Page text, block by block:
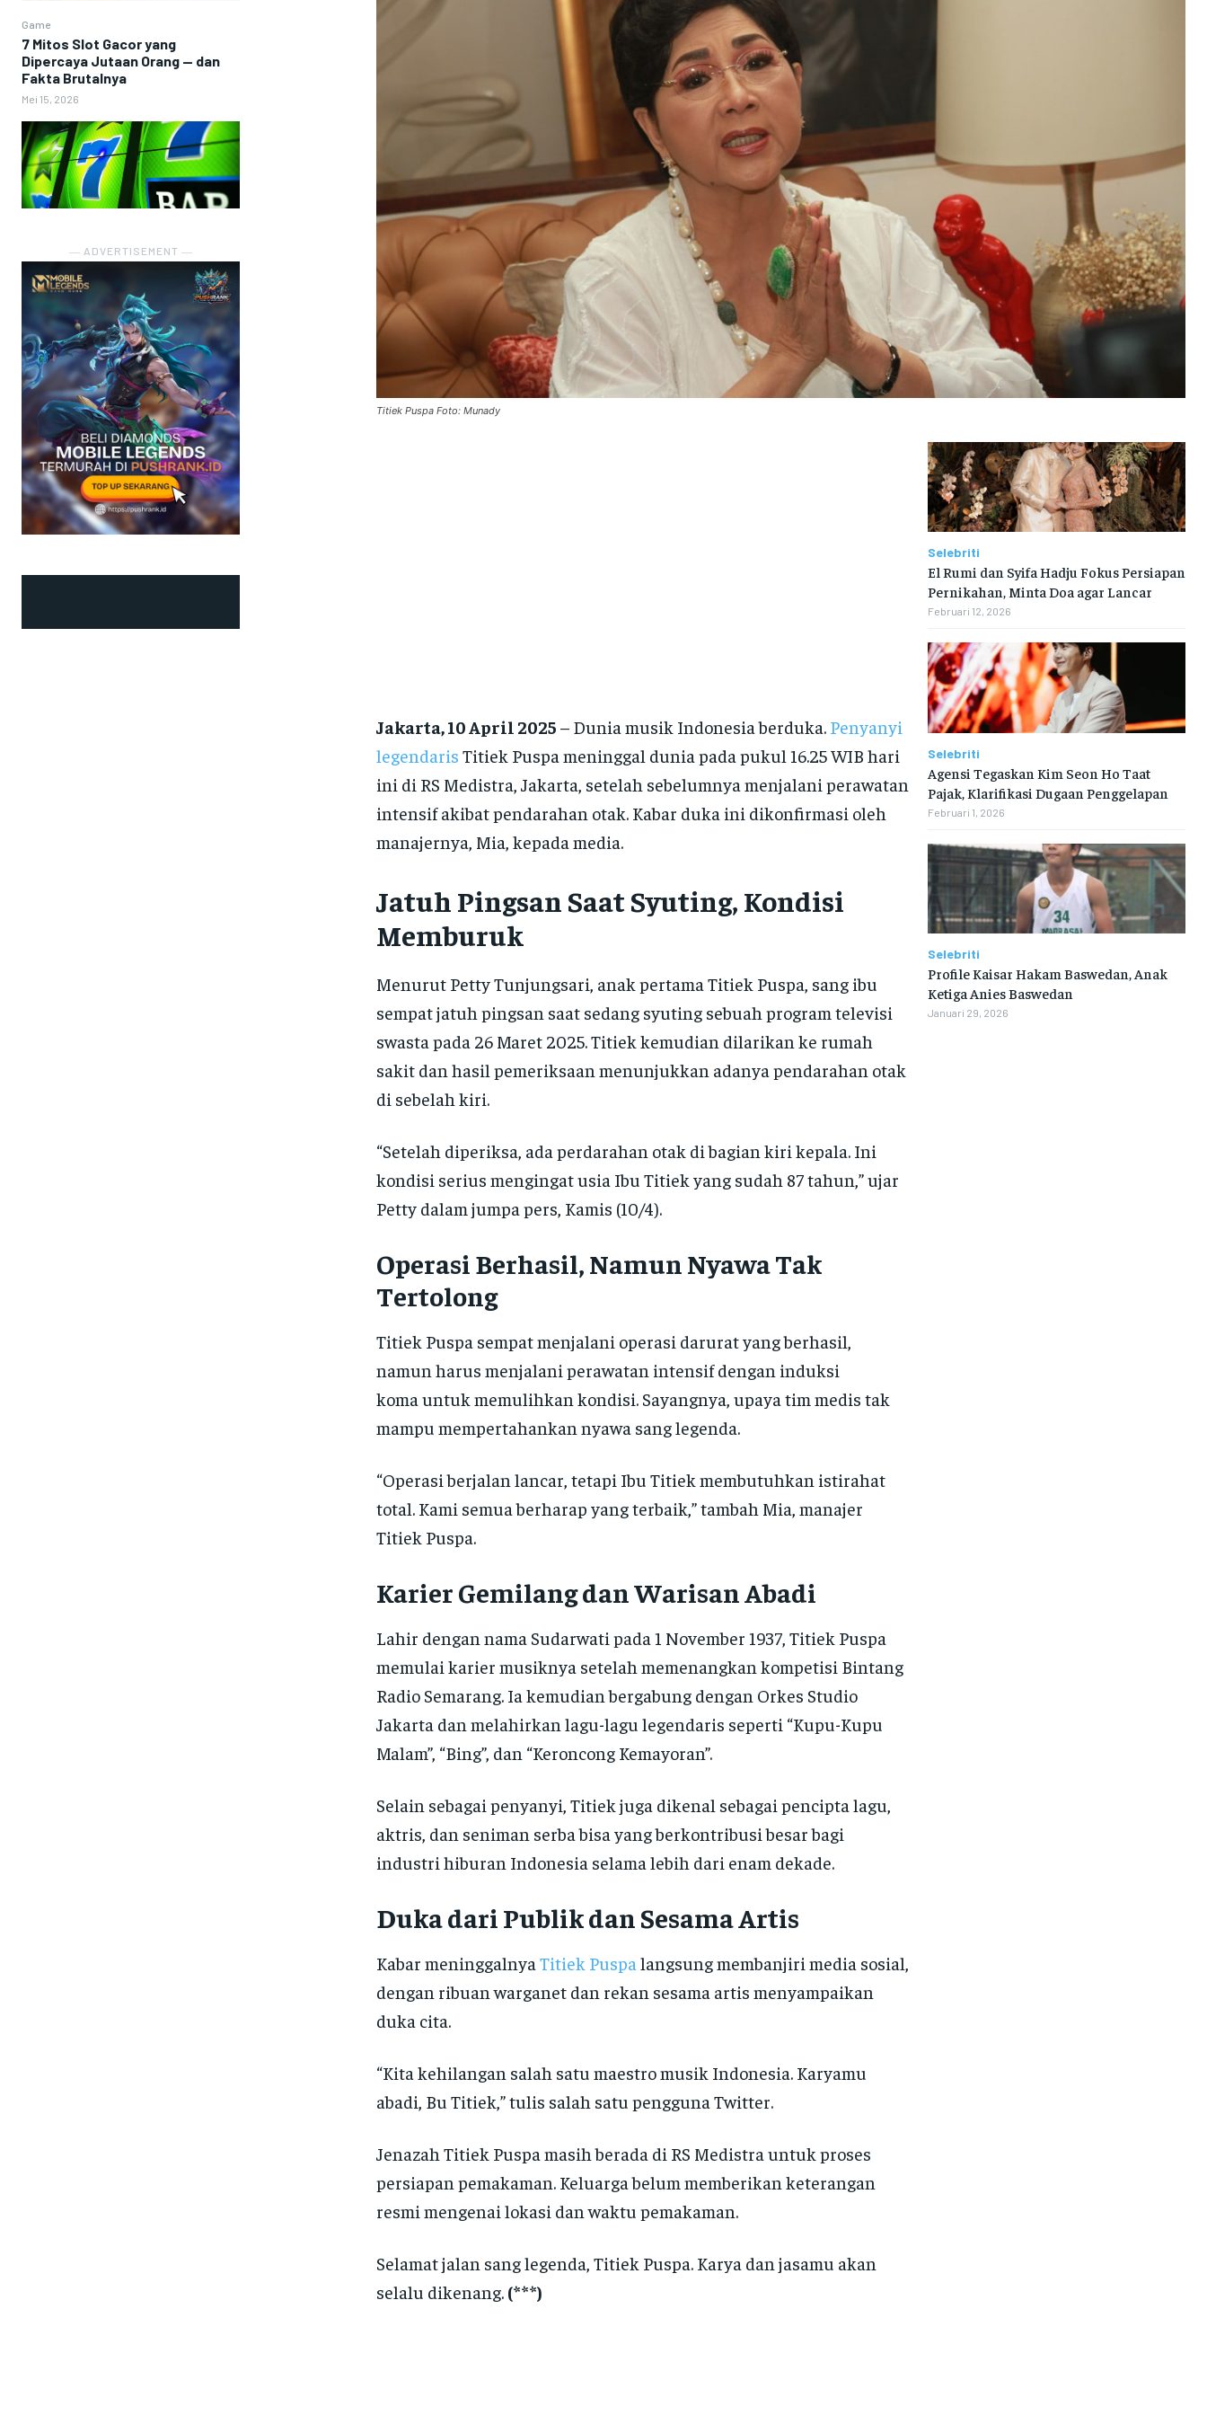
Game
7 Mitos Slot Gacor yang
Dipercaya Jutaan Orang — dan
Fakta Brutalnya
Mei 15, 2026
― ADVERTISEMENT ―
Titiek Puspa Foto: Munady
Jakarta, 10 April 2025 – Dunia musik Indonesia berduka. Penyanyi
legendaris Titiek Puspa meninggal dunia pada pukul 16.25 WIB hari
ini di RS Medistra, Jakarta, setelah sebelumnya menjalani perawatan
intensif akibat pendarahan otak. Kabar duka ini dikonfirmasi oleh
manajernya, Mia, kepada media.
Jatuh Pingsan Saat Syuting, Kondisi
Memburuk
Menurut Petty Tunjungsari, anak pertama Titiek Puspa, sang ibu
sempat jatuh pingsan saat sedang syuting sebuah program televisi
swasta pada 26 Maret 2025. Titiek kemudian dilarikan ke rumah
sakit dan hasil pemeriksaan menunjukkan adanya pendarahan otak
di sebelah kiri.
“Setelah diperiksa, ada perdarahan otak di bagian kiri kepala. Ini
kondisi serius mengingat usia Ibu Titiek yang sudah 87 tahun,” ujar
Petty dalam jumpa pers, Kamis (10/4).
Operasi Berhasil, Namun Nyawa Tak
Tertolong
Titiek Puspa sempat menjalani operasi darurat yang berhasil,
namun harus menjalani perawatan intensif dengan induksi
koma untuk memulihkan kondisi. Sayangnya, upaya tim medis tak
mampu mempertahankan nyawa sang legenda.
“Operasi berjalan lancar, tetapi Ibu Titiek membutuhkan istirahat
total. Kami semua berharap yang terbaik,” tambah Mia, manajer
Titiek Puspa.
Karier Gemilang dan Warisan Abadi
Lahir dengan nama Sudarwati pada 1 November 1937, Titiek Puspa
memulai karier musiknya setelah memenangkan kompetisi Bintang
Radio Semarang. Ia kemudian bergabung dengan Orkes Studio
Jakarta dan melahirkan lagu-lagu legendaris seperti “Kupu-Kupu
Malam”, “Bing”, dan “Keroncong Kemayoran”.
Selain sebagai penyanyi, Titiek juga dikenal sebagai pencipta lagu,
aktris, dan seniman serba bisa yang berkontribusi besar bagi
industri hiburan Indonesia selama lebih dari enam dekade.
Duka dari Publik dan Sesama Artis
Kabar meninggalnya Titiek Puspa langsung membanjiri media sosial,
dengan ribuan warganet dan rekan sesama artis menyampaikan
duka cita.
“Kita kehilangan salah satu maestro musik Indonesia. Karyamu
abadi, Bu Titiek,” tulis salah satu pengguna Twitter.
Jenazah Titiek Puspa masih berada di RS Medistra untuk proses
persiapan pemakaman. Keluarga belum memberikan keterangan
resmi mengenai lokasi dan waktu pemakaman.
Selamat jalan sang legenda, Titiek Puspa. Karya dan jasamu akan
selalu dikenang. (***)
Selebriti
El Rumi dan Syifa Hadju Fokus Persiapan
Pernikahan, Minta Doa agar Lancar
Februari 12, 2026
Selebriti
Agensi Tegaskan Kim Seon Ho Taat
Pajak, Klarifikasi Dugaan Penggelapan
Februari 1, 2026
Selebriti
Profile Kaisar Hakam Baswedan, Anak
Ketiga Anies Baswedan
Januari 29, 2026